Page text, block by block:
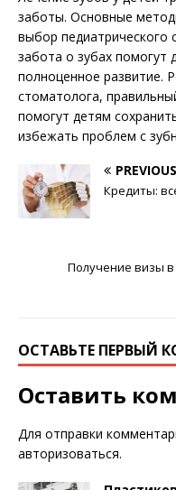
заботы. Основные
выбор педиатрического
забота о зубах помогут
полноценное развитие.
стоматолога,
помогут детям
избежать проблем с
PREVIOUS
Кредиты:
Получение визы в
ОСТАВЬТЕ ПЕРВЫЙ
Оставить
Для отправки
авторизоваться.